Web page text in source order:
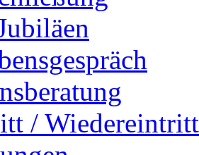
/ Wiedereintritt